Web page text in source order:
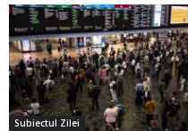
Subiectul Zilei